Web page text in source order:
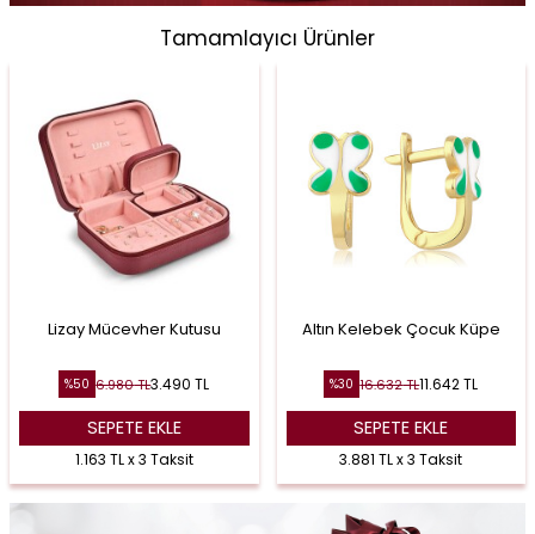
Tamamlayıcı Ürünler
Lizay Mücevher Kutusu
%50 6.980TL3.490 TL
SEPETE EKLE
1.163 TL x 3 Taksit
Altın Kelebek Çocuk Küpe
%30 16.632TL11.642TL
SEPETE EKLE
3.881 TL x 3 Taksit